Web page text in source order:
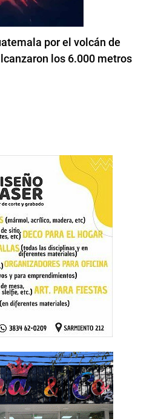
por el volcán de
los 6.000 metros